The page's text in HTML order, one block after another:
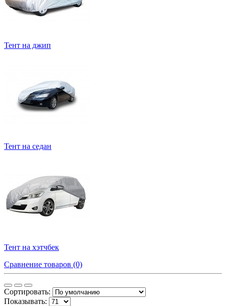
Тент на джип
Тент на седан
Тент на хэтчбек
Сравнение товаров (0)
Сортировать:
Показывать: